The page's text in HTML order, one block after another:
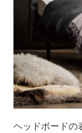
ヘッドボードの